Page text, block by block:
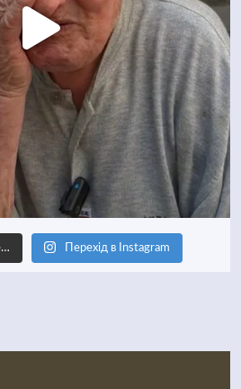
Перехід в Instagram